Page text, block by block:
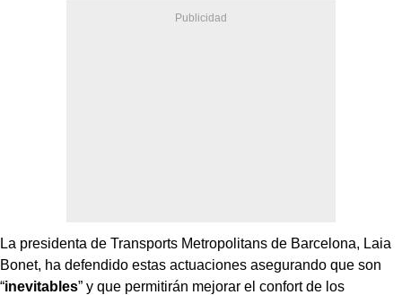
La presidenta de Transports Metropolitans de Barcelona, Laia
Bonet, ha defendido estas actuaciones asegurando que son
“inevitables” y que permitirán mejorar el confort de los